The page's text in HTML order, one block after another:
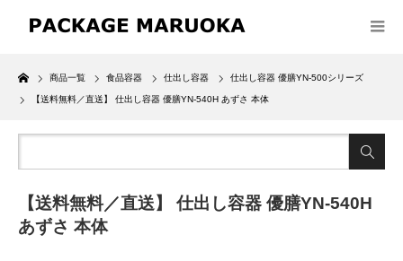
Home
商品一覧 食品容器 仕出し容器 仕出し容器 優膳YN-500シリーズ
【送料無料／直送】 仕出し容器 優膳YN-540H あずさ 本体
【送料無料／直送】 仕出し容器 優膳YN-540H
あずさ 本体